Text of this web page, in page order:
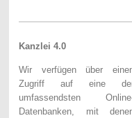
Kanzlei 4.0
Wir verfügen über
Zugriff auf eine
umfassendsten
Datenbanken, mit